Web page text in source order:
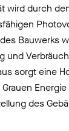
wird durch
Bauwerks
und
sorgt eine
Grauen Energie
des